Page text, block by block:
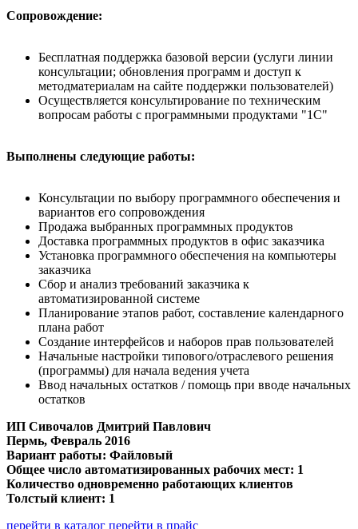
Сопровождение:
Бесплатная поддержка базовой версии (услуги линии
консультации; обновления программ и доступ к
методматериалам на сайте поддержки пользователей)
Осуществляется консультирование по техническим
вопросам работы с программными продуктами "1С"
Выполнены следующие работы:
Консультации по выбору программного обеспечения и
вариантов его сопровождения
Продажа выбранных программных продуктов
Доставка программных продуктов в офис заказчика
Установка программного обеспечения на компьютеры
заказчика
Сбор и анализ требований заказчика к
автоматизированной системе
Планирование этапов работ, составление календарного
плана работ
Создание интерфейсов и наборов прав пользователей
Начальные настройки типового/отраслевого решения
(программы) для начала ведения учета
Ввод начальных остатков / помощь при вводе начальных
остатков
ИП Сивочалов Дмитрий Павлович
Пермь, Февраль 2016
Вариант работы: Файловый
Общее число автоматизированных рабочих мест: 1
Количество одновременно работающих клиентов
Толстый клиент: 1
перейти в каталог перейти в прайс